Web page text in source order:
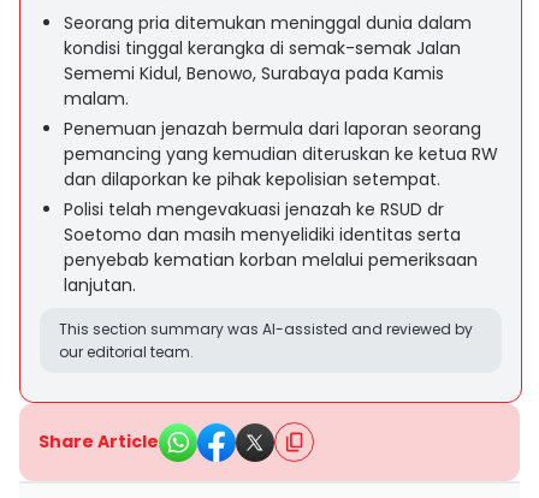
Seorang pria ditemukan meninggal dunia dalam
kondisi tinggal kerangka di semak-semak Jalan
Sememi Kidul, Benowo, Surabaya pada Kamis
malam.
Penemuan jenazah bermula dari laporan seorang
pemancing yang kemudian diteruskan ke ketua RW
dan dilaporkan ke pihak kepolisian setempat.
Polisi telah mengevakuasi jenazah ke RSUD dr
Soetomo dan masih menyelidiki identitas serta
penyebab kematian korban melalui pemeriksaan
lanjutan.
This section summary was AI-assisted and reviewed by
our editorial team.
Share Article